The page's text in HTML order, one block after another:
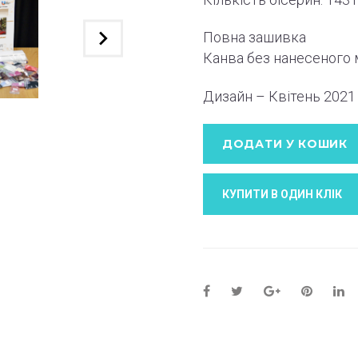
Повна зашивка
Канва без
Дизайн – Квітень 2021
ДОДАТИ У КОШИК
КУПИТИ В ОДИН КЛIК